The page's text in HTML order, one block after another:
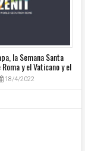
la Semana Santa
y el Vaticano y el
en audio
18/4/2022